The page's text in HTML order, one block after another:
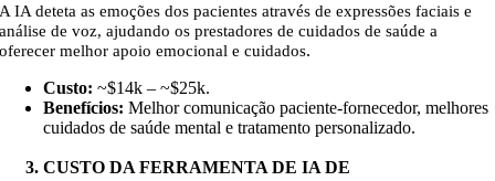
A IA deteta as emoções dos pacientes através de expressões faciais e
análise de voz, ajudando os prestadores de cuidados de saúde a
oferecer melhor apoio emocional e cuidados.
Custo: ~$14k – ~$25k.
Benefícios:Melhor comunicação paciente-fornecedor, melhores
cuidados de saúde mental e tratamento personalizado.
CUSTO DA FERRAMENTA DE IA DE